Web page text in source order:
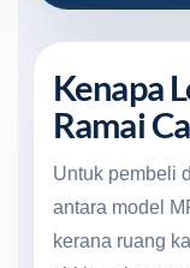
Kenapa
Ramai
Untuk pembeli
antara model
kerana ruang